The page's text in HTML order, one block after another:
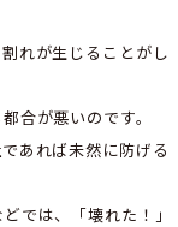
れが生じることがし
合が悪いのです。
あれば未然に防げる
では、「壊れた！」